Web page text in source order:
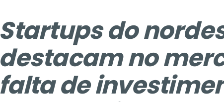
Startups do
destacam no
falta de